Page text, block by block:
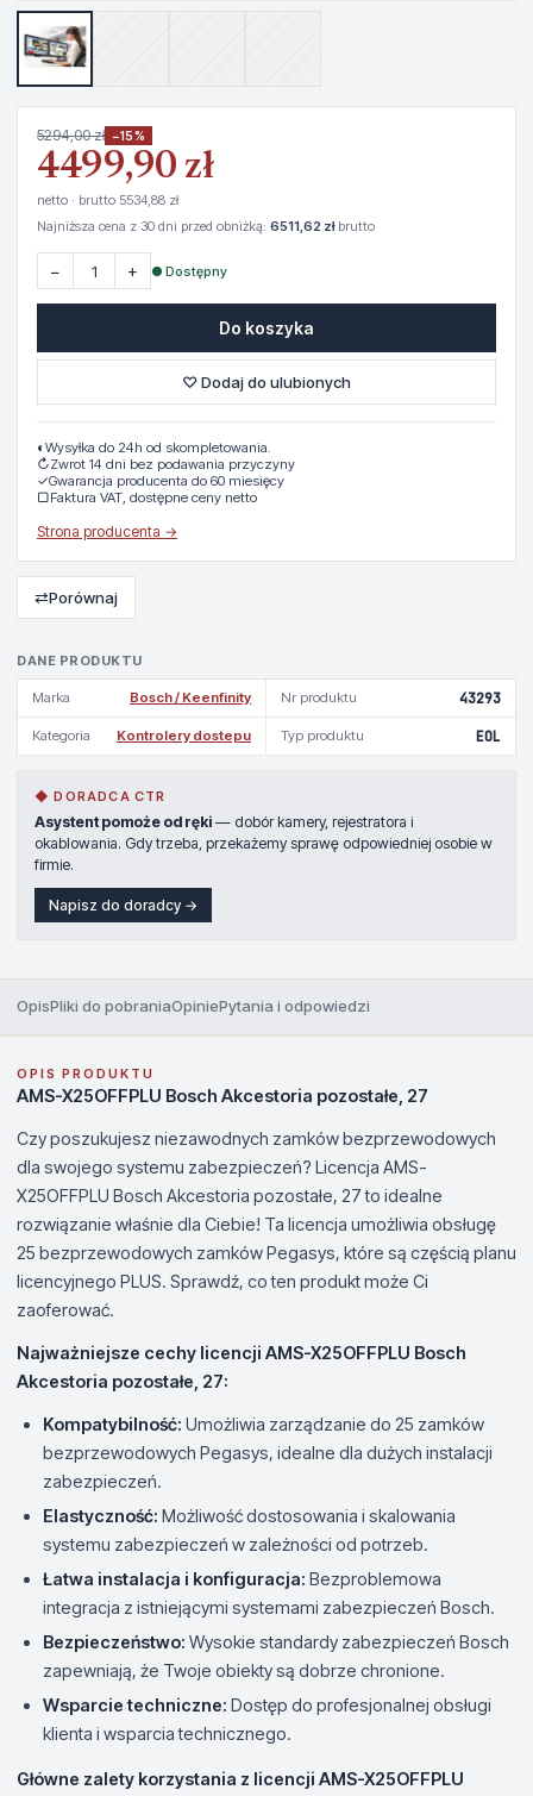
DANE PRODUKTU
Marka Bosch / Keenfinity Nr produktu 43293
Kategoria Kontrolery dostepu Typ produktu EOL
◆ DORADCA CTR
Asystent pomoże od ręki — dobór kamery, rejestratora i
okablowania. Gdy trzeba, przekażemy sprawę odpowiedniej osobie w
firmie.
Napisz do doradcy →
5294,00 zł −15%
4499,90 zł
netto · brutto 5534,88 zł
Najniższa cena z 30 dni przed obniżką: 6511,62 złbrutto
− + ● Dostępny
Do koszyka
♡ Dodaj do ulubionych
◐ Wysyłka do 24h od skompletowania.
↻Zwrot 14 dni bez podawania przyczyny
✓Gwarancja producenta do 60 miesięcy
▢Faktura VAT, dostępne ceny netto
Strona producenta →
⇄Porównaj
OpisPliki do pobraniaOpiniePytania i odpowiedzi
OPIS PRODUKTU
AMS-X25OFFPLU Bosch Akcestoria pozostałe, 27
Czy poszukujesz niezawodnych zamków bezprzewodowych
dla swojego systemu zabezpieczeń? Licencja AMS-
X25OFFPLU Bosch Akcestoria pozostałe, 27 to idealne
rozwiązanie właśnie dla Ciebie! Ta licencja umożliwia obsługę
25 bezprzewodowych zamków Pegasys, które są częścią planu
licencyjnego PLUS. Sprawdź, co ten produkt może Ci
zaoferować.
Najważniejsze cechy licencji AMS-X25OFFPLU Bosch
Akcestoria pozostałe, 27:
Kompatybilność: Umożliwia zarządzanie do 25 zamków
bezprzewodowych Pegasys, idealne dla dużych instalacji
zabezpieczeń.
Elastyczność: Możliwość dostosowania i skalowania
systemu zabezpieczeń w zależności od potrzeb.
Łatwa instalacja i konfiguracja: Bezproblemowa
integracja z istniejącymi systemami zabezpieczeń Bosch.
Bezpieczeństwo: Wysokie standardy zabezpieczeń Bosch
zapewniają, że Twoje obiekty są dobrze chronione.
Wsparcie techniczne: Dostęp do profesjonalnej obsługi
klienta i wsparcia technicznego.
Główne zalety korzystania z licencji AMS-X25OFFPLU